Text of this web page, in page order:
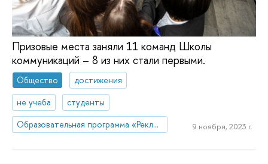
Призовые места заняли 11 команд Школы
коммуникаций – 8 из них стали первыми.
Общество
достижения
не учеба
студенты
Образовательная программа «Реклама и связи с общественностью»
9 ноября, 2023 г.